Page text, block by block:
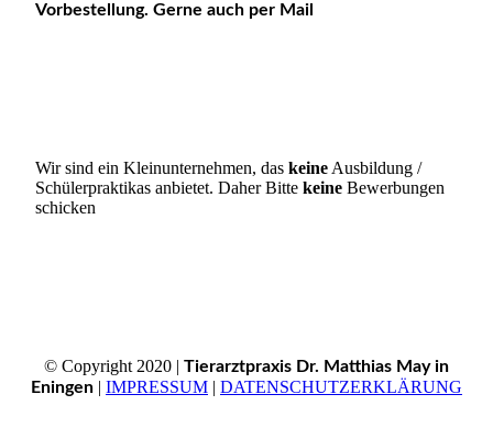
Vorbestellung. Gerne auch per Mail
Wir sind ein Kleinunternehmen, daskeine Ausbildung /
Schülerpraktikas anbietet. Daher BittekeineBewerbungen
schicken
© Copyright 2020 | Tierarztpraxis Dr. Matthias May in
Eningen | IMPRESSUM | DATENSCHUTZERKLÄRUNG